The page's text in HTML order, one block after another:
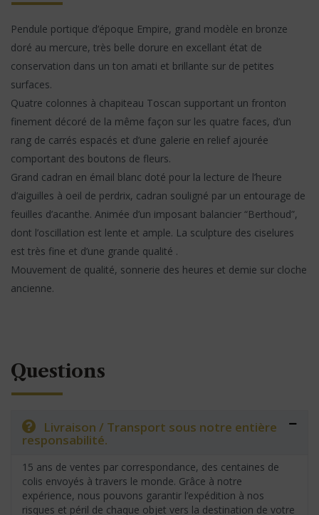
Pendule portique d’époque Empire, grand modèle en bronze
doré au mercure, très belle dorure en excellant état de
conservation dans un ton amati et brillante sur de petites
surfaces.
Quatre colonnes à chapiteau Toscan supportant un fronton
finement décoré de la même façon sur les quatre faces, d’un
rang de carrés espacés et d’une galerie en relief ajourée
comportant des boutons de fleurs.
Grand cadran en émail blanc doté pour la lecture de l’heure
d’aiguilles à oeil de perdrix, cadran souligné par un entourage de
feuilles d’acanthe. Animée d’un imposant balancier “Berthoud”,
dont l’oscillation est lente et ample. La sculpture des ciselures
est très fine et d’une grande qualité .
Mouvement de qualité, sonnerie des heures et demie sur cloche
ancienne.
Questions
Livraison / Transport sous notre entière
responsabilité.
15 ans de ventes par correspondance, des centaines de
colis envoyés à travers le monde. Grâce à notre
expérience, nous pouvons garantir l’expédition à nos
risques et péril de chaque objet vers la destination de votre